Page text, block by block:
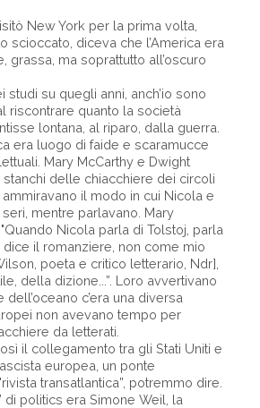
New York per la prima volta,
scioccato, diceva che l’America era
grassa, ma soprattutto all’oscuro
su quegli anni, anch’io sono
riscontrare quanto la società
lontana, al riparo, dalla guerra.
era luogo di faide e scaramucce
Mary McCarthy e Dwight
delle chiacchiere dei circoli
il modo in cui Nicola e
mentre parlavano. Mary
Nicola parla di Tolstoj, parla
il romanziere, non come mio
poeta e critico letterario, Ndr],
della dizione...”. Loro avvertivano
dell’oceano c’era una diversa
non avevano tempo per
da letterati.
il collegamento tra gli Stati Uniti e
europea, un ponte
transatlantica”, potremmo dire.
di politics era Simone Weil, la